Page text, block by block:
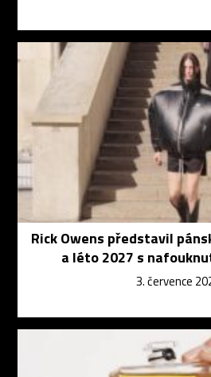
Rick Owens představil
a léto 2027 s
3. července